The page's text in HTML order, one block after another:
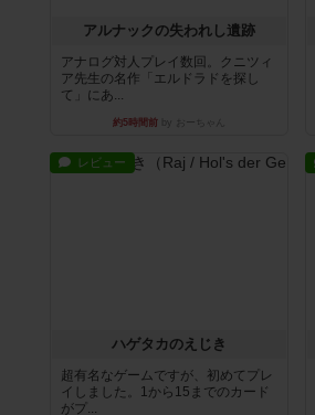
アルナックの失われし遺跡
アナログ対人プレイ数回。クニツィ
ア先生の名作「エルドラドを探し
て」にあ...
約5時間前 by おーちゃん
レビュー
ハゲタカのえじき
超有名なゲームですが、初めてプレ
イしました。1から15までのカード
がプ...